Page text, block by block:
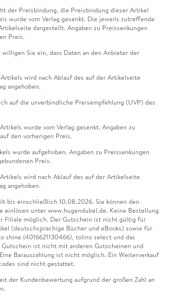
der Preisbindung, die Preisbindung dieser Artikel
wurde vom Verlag gesenkt. Die jeweils zutreffende
dargestellt. Angaben zu Preissenkungen
Preis.
Sie ein, dass Daten an den Anbieter der
wird nach Ablauf des auf der Artikelseite
angehoben.
auf die unverbindliche Preisempfehlung (UVP) des
wurde vom Verlag gesenkt. Angaben zu
den vorherigen Preis.
wurde aufgehoben. Angaben zu Preissenkungen
Preis.
wird nach Ablauf des auf der Artikelseite
angehoben.
bis einschließlich 10.08.2026. Sie können den
einlösen unter www.hugendubel.de. Keine Bestellung
Filiale möglich. Der Gutschein ist nicht gültig für
(deutschsprachige Bücher und eBooks) sowie für
shine (4016621130466), tolino select und das
ist nicht mit anderen Gutscheinen und
Barauszahlung ist nicht möglich. Ein Weiterverkauf
sind nicht gestattet.
der Kundenbewertung aufgrund der großen Zahl an